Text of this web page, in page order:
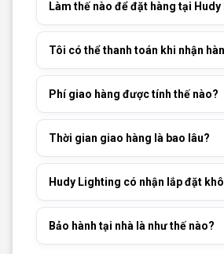
Làm thế nào để đặt hàng tại
Tôi có thể thanh toán khi nhận
Phí giao hàng được tính thế nào?
Thời gian giao hàng là bao lâu?
Hudy Lighting có nhận lắp đặt
Bảo hành tại nhà là như thế nào?